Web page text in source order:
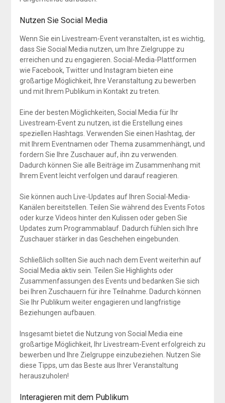
Nutzen Sie Social Media
Wenn Sie ein Livestream-Event veranstalten, ist es wichtig,
dass Sie Social Media nutzen, um Ihre Zielgruppe zu
erreichen und zu engagieren. Social-Media-Plattformen
wie Facebook, Twitter und Instagram bieten eine
großartige Möglichkeit, Ihre Veranstaltung zu bewerben
und mit Ihrem Publikum in Kontakt zu treten.
Eine der besten Möglichkeiten, Social Media für Ihr
Livestream-Event zu nutzen, ist die Erstellung eines
speziellen Hashtags. Verwenden Sie einen Hashtag, der
mit Ihrem Eventnamen oder Thema zusammenhängt, und
fordern Sie Ihre Zuschauer auf, ihn zu verwenden.
Dadurch können Sie alle Beiträge im Zusammenhang mit
Ihrem Event leicht verfolgen und darauf reagieren.
Sie können auch Live-Updates auf Ihren Social-Media-
Kanälen bereitstellen. Teilen Sie während des Events Fotos
oder kurze Videos hinter den Kulissen oder geben Sie
Updates zum Programmablauf. Dadurch fühlen sich Ihre
Zuschauer stärker in das Geschehen eingebunden.
Schließlich sollten Sie auch nach dem Event weiterhin auf
Social Media aktiv sein. Teilen Sie Highlights oder
Zusammenfassungen des Events und bedanken Sie sich
bei Ihren Zuschauern für ihre Teilnahme. Dadurch können
Sie Ihr Publikum weiter engagieren und langfristige
Beziehungen aufbauen.
Insgesamt bietet die Nutzung von Social Media eine
großartige Möglichkeit, Ihr Livestream-Event erfolgreich zu
bewerben und Ihre Zielgruppe einzubeziehen. Nutzen Sie
diese Tipps, um das Beste aus Ihrer Veranstaltung
herauszuholen!
Interagieren mit dem Publikum